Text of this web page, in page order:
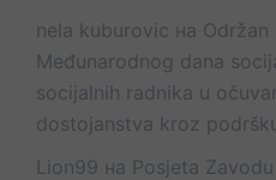
nela kuburovic на
Međunarodnog dana
socijalnih radnika u
dostojanstva kroz
Lion99 на Posjeta